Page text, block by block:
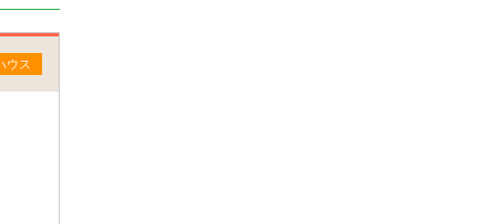
ウス